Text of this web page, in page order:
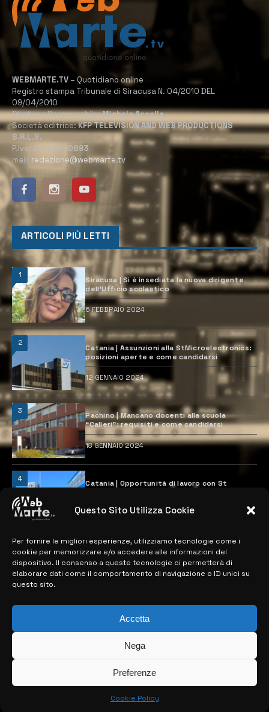
Questo Sito Utilizza Cookie
Per fornire le migliori esperienze, utilizziamo tecnologie come i
cookie per memorizzare e/o accedere alle informazioni del
dispositivo. Il consenso a queste tecnologie ci permetterà di
elaborare dati come il comportamento di navigazione o ID unici su
questo sito.
Accetta
Nega
Preferenze
Cookie Policy
WEBMARTE.TV – Quotidiano online
Registro stampa Tribunale di Siracusa N. 04/2010 DEL
09/04/2010
Direttore Responsabile:Michele Accolla
Società editrice:KFP TELEVISION AND WEB PRODUCTIONS
S.R.L.S.
P.Iva: 02184950893
mail: redazione@webmarte.tv
ARTICOLI PIÙ LETTI
1
Siracusa | Si è insediata la nuova dirigente
dell’Ufficio scolastico
6 FEBBRAIO 2024
2
Catania | Assunzioni alla StMicroelectronics:
posizioni aperte e come candidarsi
12 GENNAIO 2024
3
Pachino | Mancano docenti alla scuola
“Calleri”: requisiti e come candidarsi
18 GENNAIO 2024
4
Catania | Opportunità di lavoro con St
28 MARZO 2024
MAPPA DEL SITO
> NOTIZIE
> CONTATTI